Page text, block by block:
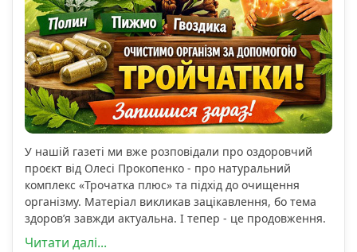
У нашій газеті ми вже розповідали про оздоровчий
проєкт від Олесі Прокопенко - про натуральний
комплекс «Трочатка плюс» та підхід до очищення
організму. Матеріал викликав зацікавлення, бо тема
здоров’я завжди актуальна. І тепер - це продовження.
Читати далі...